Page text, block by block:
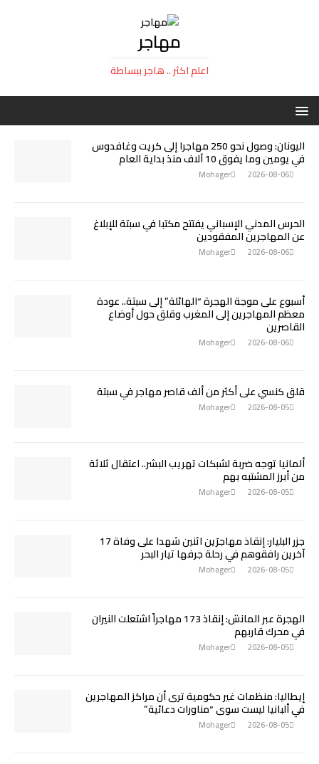
مهاجر
اعلم اكثر .. هاجر ببساطة
اليونان: وصول نحو 250 مهاجرا إلى كريت وغافدوس
في يومين وما يفوق 10 آلاف منذ بداية العام
2026-08-06
Mohager
الحرس المدني الإسباني يفتتح مكتبا في سبتة للإبلاغ
عن المهاجرين المفقودين
2026-08-06
Mohager
أسبوع على موجة الهجرة “الهائلة” إلى سبتة.. عودة
معظم المهاجرين إلى المغرب وقلق حول أوضاع
القاصرين
2026-08-06
Mohager
قلق كنسي على أكثر من ألف قاصر مهاجر في سبتة
2026-08-05
Mohager
ألمانيا توجه ضربة لشبكات تهريب البشر.. اعتقال ثلاثة
من أبرز المشتبه بهم
2026-08-05
Mohager
جزر البليار: إنقاذ مهاجرَين اثنين شهدا على وفاة 17
آخرين رافقوهم في رحلة جرفها تيار البحر
2026-08-05
Mohager
الهجرة عبر المانش: إنقاذ 173 مهاجراً اشتعلت النيران
في محرك قاربهم
2026-08-05
Mohager
إيطاليا: منظمات غير حكومية ترى أن مراكز المهاجرين
في ألبانيا ليست سوى “مناورات دعائية”
2026-08-05
Mohager